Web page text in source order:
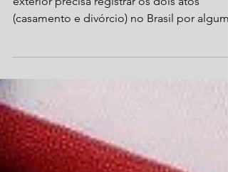
situação no Brasil
exterior precisa registrar os dois atos